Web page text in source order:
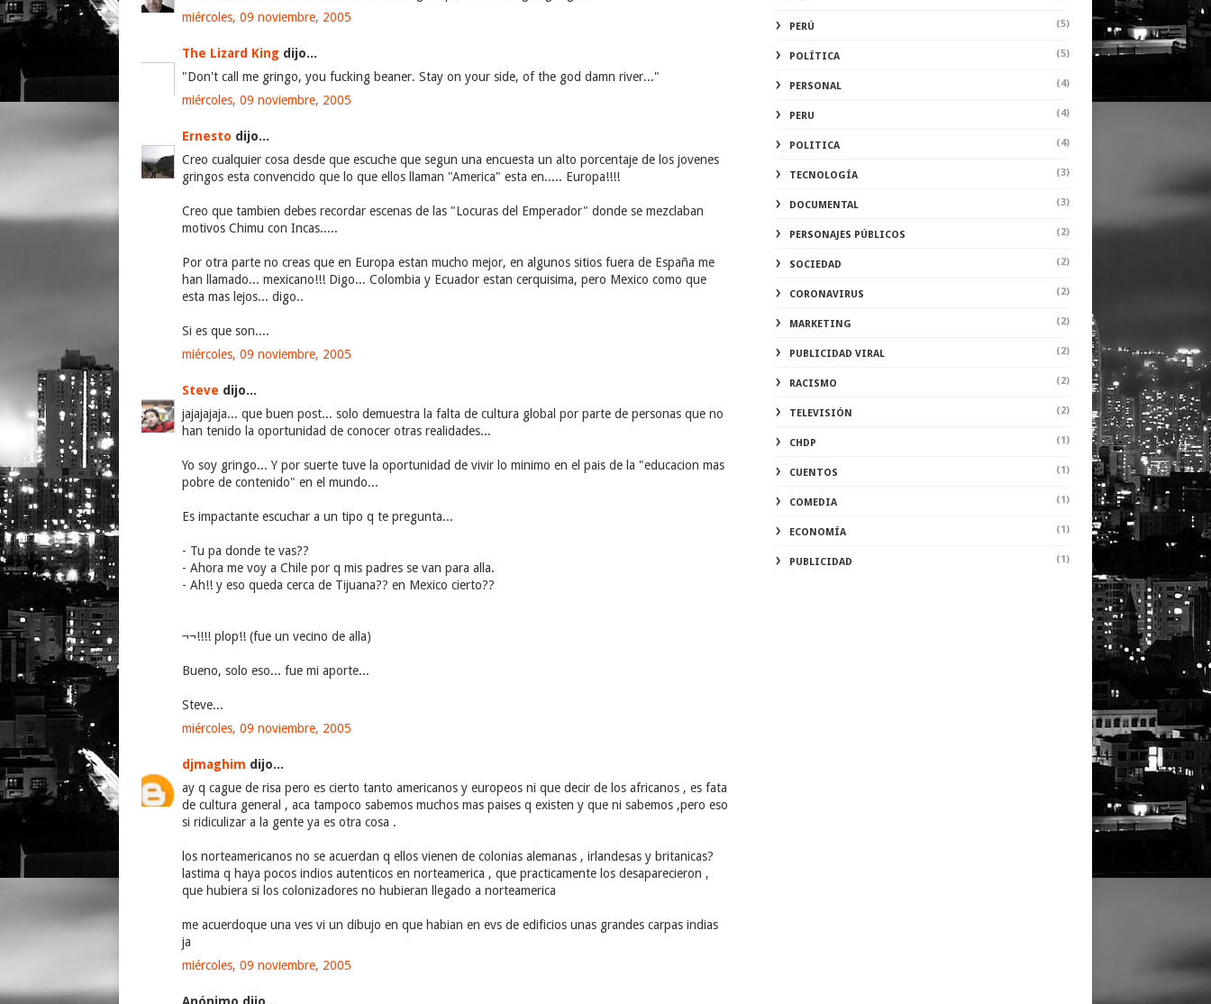
miércoles, 09 noviembre, 2005
The Lizard King dijo...
"Don't call me gringo, you fucking beaner. Stay on your side, of the god damn river..."
miércoles, 09 noviembre, 2005
Ernesto dijo...
Creo cualquier cosa desde que escuche que segun una encuesta un alto porcentaje de los jovenes
gringos esta convencido que lo que ellos llaman "America" esta en..... Europa!!!!
Creo que tambien debes recordar escenas de las "Locuras del Emperador" donde se mezclaban
motivos Chimu con Incas.....
Por otra parte no creas que en Europa estan mucho mejor, en algunos sitios fuera de España me
han llamado... mexicano!!! Digo... Colombia y Ecuador estan cerquisima, pero Mexico como que
esta mas lejos... digo..
Si es que son....
miércoles, 09 noviembre, 2005
Steve dijo...
jajajajaja... que buen post... solo demuestra la falta de cultura global por parte de personas que no
han tenido la oportunidad de conocer otras realidades...
Yo soy gringo... Y por suerte tuve la oportunidad de vivir lo minimo en el pais de la "educacion mas
pobre de contenido" en el mundo...
Es impactante escuchar a un tipo q te pregunta...
- Tu pa donde te vas??
- Ahora me voy a Chile por q mis padres se van para alla.
- Ah!! y eso queda cerca de Tijuana?? en Mexico cierto??
¬¬!!!! plop!! (fue un vecino de alla)
Bueno, solo eso... fue mi aporte...
Steve...
miércoles, 09 noviembre, 2005
djmaghim dijo...
ay q cague de risa pero es cierto tanto americanos y europeos ni que decir de los africanos , es fata
de cultura general , aca tampoco sabemos muchos mas paises q existen y que ni sabemos ,pero eso
si ridiculizar a la gente ya es otra cosa .
los norteamericanos no se acuerdan q ellos vienen de colonias alemanas , irlandesas y britanicas?
lastima q haya pocos indios autenticos en norteamerica , que practicamente los desaparecieron ,
que hubiera si los colonizadores no hubieran llegado a norteamerica
me acuerdoque una ves vi un dibujo en que habian en evs de edificios unas grandes carpas indias
ja
miércoles, 09 noviembre, 2005
PERÚ (5)
POLÍTICA (5)
PERSONAL (4)
PERU (4)
POLITICA (4)
TECNOLOGÍA (3)
DOCUMENTAL (3)
PERSONAJES PÚBLICOS (2)
SOCIEDAD (2)
CORONAVIRUS (2)
MARKETING (2)
PUBLICIDAD VIRAL (2)
RACISMO (2)
TELEVISIÓN (2)
CHDP (1)
CUENTOS (1)
COMEDIA (1)
ECONOMÍA (1)
PUBLICIDAD (1)